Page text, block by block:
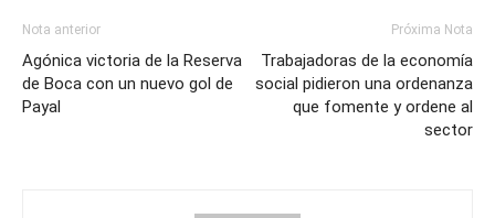
Nota anterior
Agónica victoria de la Reserva
de Boca con un nuevo gol de
Payal
Próxima Nota
Trabajadoras de la economía
social pidieron una ordenanza
que fomente y ordene al
sector